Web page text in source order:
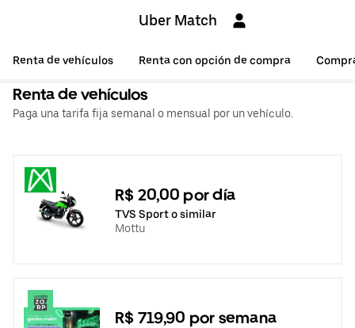
Uber Match
Renta de vehículos Renta con opción de compra
Renta de vehículos
Paga una tarifa fija semanal o mensual por un vehículo.
R$ 20,00 por día
TVS Sport o similar
Mottu
R$ 719,90 por semana